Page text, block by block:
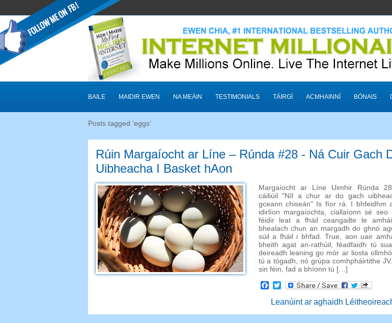
BAILE MAIDIR EWEN NA MEÁIN TESTIMONIALS TÁIRGÍ ACMHAINNÍ BÓNAIS
Posts tagged ‘eggs’
Rúin Margaíocht ar Líne – Rúnda #28 - Ná Cuir Gach
Uibheacha I Basket hAon
Margaíocht ar Líne Uimhir Rúnda
cáiliúil "Níl a chur ar do gach
gceann chiseán" Is fíor rá. I bhfeidhm
idirlíon margaíochta, ciallaíonn sé seo
féidir leat a fháil ceangailte le
bhealach chun an margadh do ghnó
súil a fháil i bhfad. True, aon uair
bheith agat an-rathúil, féadfaidh tú
deireadh leaning go mór ar liosta
tú a tógadh, nó grúpa comhpháirtithe
sin féin, fad a bhíonn tú […]
Facebook
Twitter
Leanúint ar aghaidh